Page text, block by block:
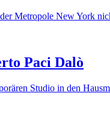
Metropole New York
Paci Dalò
Studio in den